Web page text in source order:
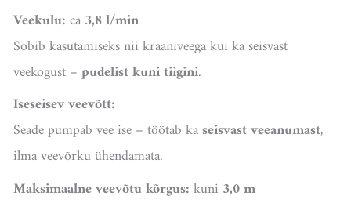
Veekulu:ca3,8 l/min
Sobib kasutamiseks nii kraaniveega kui ka seisvast
veekogust –pudelist kuni tiigini.
Iseseisev veevõtt:
Seade pumpab vee ise – töötab kaseisvast veeanumast,
ilma veevõrku ühendamata.
Maksimaalne veevõtu kõrgus:kuni 3,0 m